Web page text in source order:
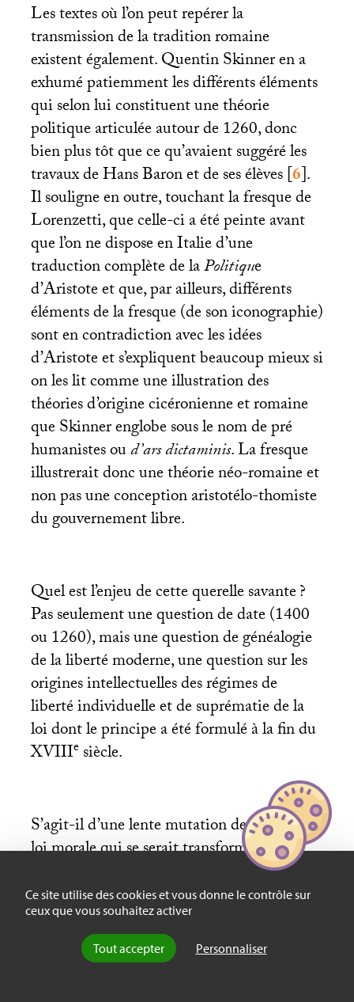
Ce site utilise des cookies et vous donne le contrôle sur
ceux que vous souhaitez activer
Tout accepter Personnaliser
Les textes où l’on peut repérer la
transmission de la tradition romaine
existent également. Quentin Skinner en a
exhumé patiemment les différents éléments
qui selon lui constituent une théorie
politique articulée autour de 1260, donc
bien plus tôt que ce qu’avaient suggéré les
travaux de Hans Baron et de ses élèves[6].
Il souligne en outre, touchant la fresque de
Lorenzetti, que celle-ci a été peinte avant
que l’on ne dispose en Italie d’une
traduction complète de laPolitique
d’Aristote et que, par ailleurs, différents
éléments de la fresque (de son iconographie)
sont en contradiction avec les idées
d’Aristote et s’expliquent beaucoup mieux si
on les lit comme une illustration des
théories d’origine cicéronienne et romaine
que Skinner englobe sous le nom de pré
humanistes oud’ars dictaminis. La fresque
illustrerait donc une théorie néo-romaine et
non pas une conception aristotélo-thomiste
du gouvernement libre.
Quel est l’enjeu de cette querelle savante?
Pas seulement une question de date (1400
ou 1260), mais une question de généalogie
de la liberté moderne, une question sur les
origines intellectuelles des régimes de
liberté individuelle et de suprématie de la
loi dont le principe a été formulé à la fin du
XVIIIesiècle.
S’agit-il d’une lente mutation de l’idée de
loi morale qui se serait transformée, un
ordre des devoirs objectifs devenant une
défense des droits subjectifs de l’individu,
comme le veulent nombre de théoriciens
des origines de la liberté moderne? Faut-il
mettre l’accent, dans cette généalogie, sur la